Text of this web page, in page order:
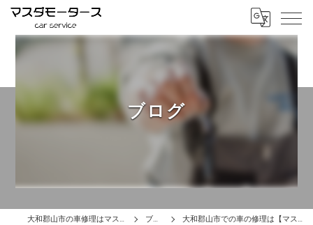
ブログ
大和郡山市の車修理はマスダモータース ブログ 大和郡山市での車の修理は【マスダモータース】で